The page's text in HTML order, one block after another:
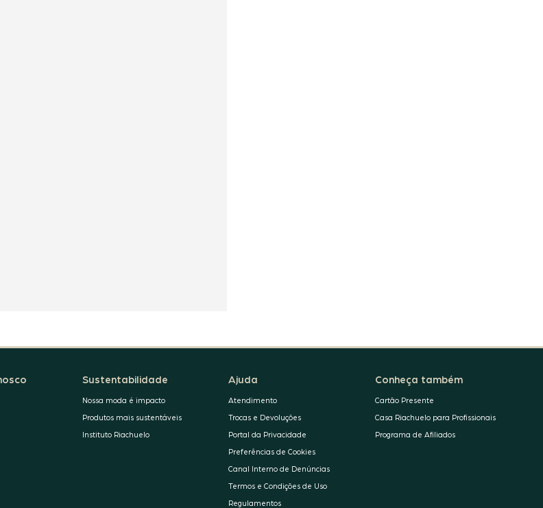
Sustentabilidade
Nossa moda é impacto
Produtos mais sustentáveis
Instituto Riachuelo
Ajuda
Atendimento
Trocas e Devoluções
Portal da Privacidade
Preferências de Cookies
Canal Interno de Denúncias
Termos e Condições de Uso
Regulamentos
Conheça também
Cartão Presente
Casa Riachuelo para Profissionais
Programa de Afiliados